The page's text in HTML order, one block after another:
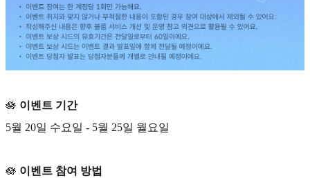
🪷 이벤트 기간
5월 20일 수요일 - 5월 25일 월요일
🪷 이벤트 참여 방법